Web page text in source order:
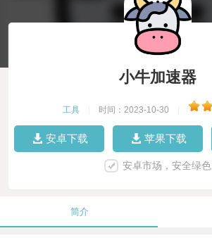
小牛加速器
工具 时间：2023-10-30
安卓下载 苹果下载
安卓市场，安全绿色
简介